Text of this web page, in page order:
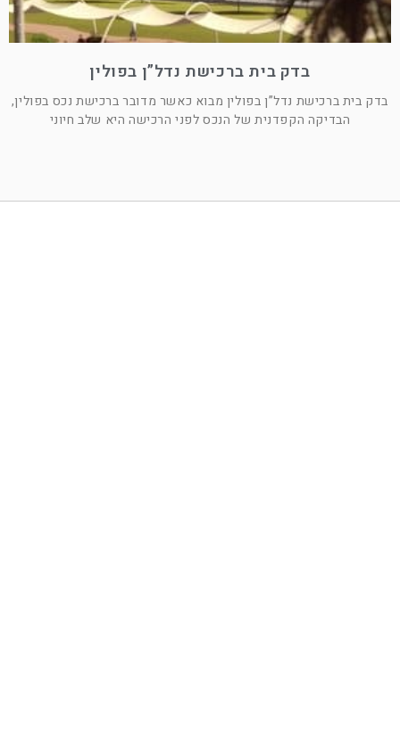
בדק בית ברכישת נדל”ן בפולין
בדק בית ברכישת נדל”ן בפולין מבוא כאשר מדובר ברכישת נכס בפולין,
הבדיקה הקפדנית של הנכס לפני הרכישה היא שלב חיוני